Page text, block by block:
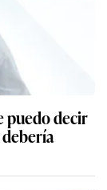
puedo decir